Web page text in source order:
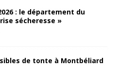
: le département du
sécheresse »
de tonte à Montbéliard